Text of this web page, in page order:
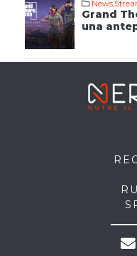
News,
Grand
una